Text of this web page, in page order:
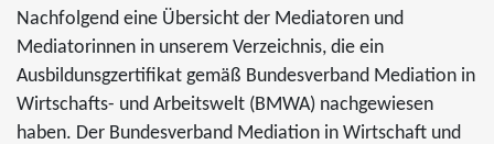
Nachfolgend eine Übersicht der Mediatoren und
Mediatorinnen in unserem Verzeichnis, die ein
Ausbildunsgzertifikat gemäß Bundesverband Mediation in
Wirtschafts- und Arbeitswelt (BMWA) nachgewiesen
haben. Der Bundesverband Mediation in Wirtschaft und